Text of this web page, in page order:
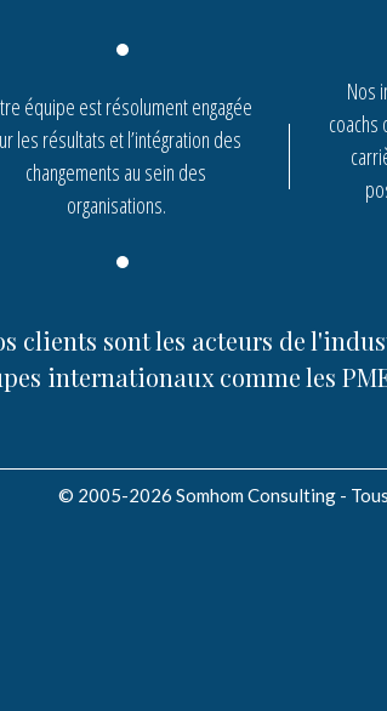
équipe est résolument engagée
les résultats et l’intégration des
changements au sein des
organisations.
Nos
coachs
clients sont les acteurs de
internationaux comme les
© 2005-2026 Somhom Consulting -